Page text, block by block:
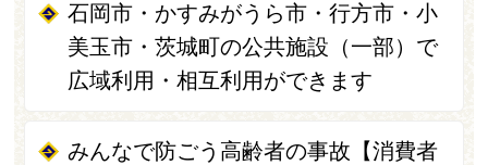
石岡市・かすみがうら市・行方市・小
美玉市・茨城町の公共施設（一部）で
広域利用・相互利用ができます
みんなで防ごう高齢者の事故【消費者